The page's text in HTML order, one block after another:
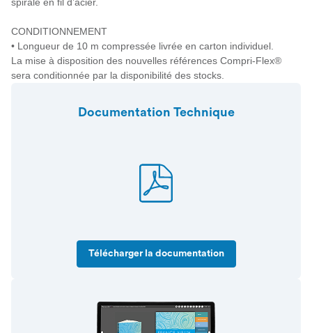
CONDITIONNEMENT
• Longueur de 10 m compressée livrée en carton individuel.
La mise à disposition des nouvelles références Compri-Flex®
sera conditionnée par la disponibilité des stocks.
Documentation Technique
Télécharger la documentation